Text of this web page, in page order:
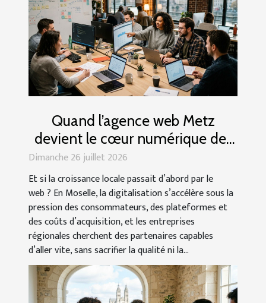
Quand l’agence web Metz
devient le cœur numérique des
entreprises régionales
Dimanche 26 juillet 2026
Et si la croissance locale passait d’abord par le
web ? En Moselle, la digitalisation s’accélère sous la
pression des consommateurs, des plateformes et
des coûts d’acquisition, et les entreprises
régionales cherchent des partenaires capables
d’aller vite, sans sacrifier la qualité ni la...